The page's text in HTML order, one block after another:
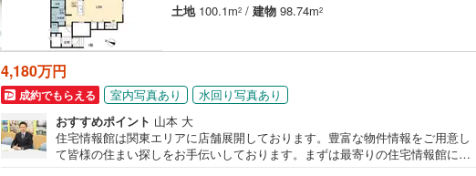
土地100.1m2 / 建物 98.74m2
4,180万円
成約でもらえる 室内写真あり
水回り写真あり
おすすめポイント 山本 大
住宅情報館は関東エリアに店舗展開しております。豊富な物件情報をご用意し
て皆様の住まい探しをお手伝いしております。まずは最寄りの住宅情報館にお